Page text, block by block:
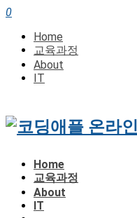
0
Home
교육과정
About
IT
Home
교육과정
About
IT